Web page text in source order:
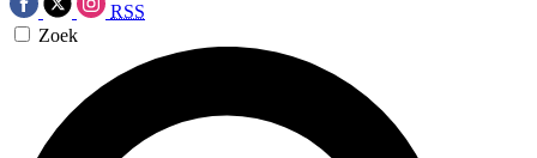
RSS
Zoek